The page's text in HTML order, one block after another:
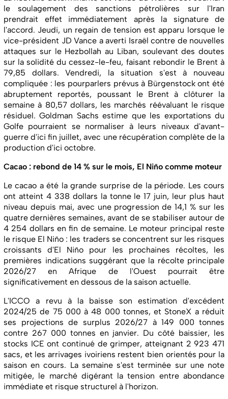
le soulagement des sanctions pétrolières sur l'Iran
prendrait effet immédiatement après la signature de
l'accord. Jeudi, un regain de tension est apparu lorsque le
vice-président JD Vance a averti Israël contre de nouvelles
attaques sur le Hezbollah au Liban, soulevant des doutes
sur la solidité du cessez-le-feu, faisant rebondir le Brent à
79,85 dollars. Vendredi, la situation s'est à nouveau
compliquée : les pourparlers prévus à Bürgenstock ont été
abruptement reportés, poussant le Brent à clôturer la
semaine à 80,57 dollars, les marchés réévaluant le risque
résiduel. Goldman Sachs estime que les exportations du
Golfe pourraient se normaliser à leurs niveaux d'avant-
guerre d'ici fin juillet, avec une récupération complète de la
production d'ici octobre.
Cacao : rebond de 14 % sur le mois, El Niño comme moteur
Le cacao a été la grande surprise de la période. Les cours
ont atteint 4 338 dollars la tonne le 17 juin, leur plus haut
niveau depuis mai, avec une progression de 14,1 % sur les
quatre dernières semaines, avant de se stabiliser autour de
4 254 dollars en fin de semaine. Le moteur principal reste
le risque El Niño : les traders se concentrent sur les risques
croissants d'El Niño pour les prochaines récoltes, les
premières indications suggérant que la récolte principale
2026/27 en Afrique de l'Ouest pourrait être
significativement en dessous de la saison actuelle.
L'ICCO a revu à la baisse son estimation d'excédent
2024/25 de 75 000 à 48 000 tonnes, et StoneX a réduit
ses projections de surplus 2026/27 à 149 000 tonnes
contre 267 000 tonnes en janvier. Du côté baissier, les
stocks ICE ont continué de grimper, atteignant 2 923 471
sacs, et les arrivages ivoiriens restent bien orientés pour la
saison en cours. La semaine s'est terminée sur une note
mitigée, le marché digérant la tension entre abondance
immédiate et risque structurel à l'horizon.